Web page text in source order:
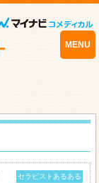
MENU
セラピストあるある